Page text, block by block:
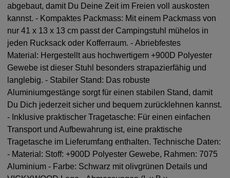
abgebaut, damit Du Deine Zeit im Freien voll auskosten
kannst. - Kompaktes Packmass: Mit einem Packmass von
nur 41 x 13 x 13 cm passt der Campingstuhl mühelos in
jeden Rucksack oder Kofferraum. - Abriebfestes
Material: Hergestellt aus hochwertigem +900D Polyester
Gewebe ist dieser Stuhl besonders strapazierfähig und
langlebig. - Stabiler Stand: Das robuste
Aluminiumgestänge sorgt für einen stabilen Stand, damit
Du Dich jederzeit sicher und bequem zurücklehnen kannst.
- Inklusive praktischer Tragetasche: Für einen einfachen
Transport und Aufbewahrung ist, eine praktische
Tragetasche im Lieferumfang enthalten. Technische Daten:
- Material: Stoff: +900D Polyester Gewebe, Rahmen: 7075
Aluminium - Farbe: Schwarz mit olivgrünen Details und